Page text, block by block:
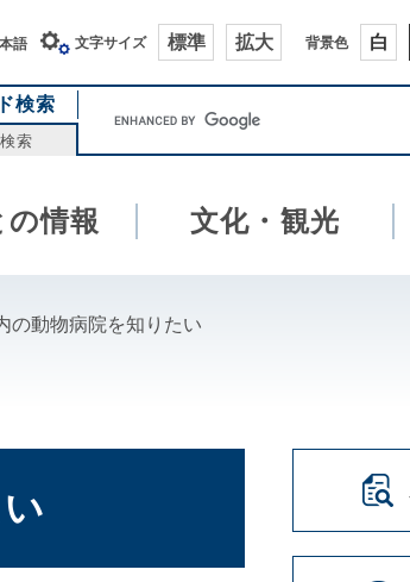
語 文字サイズ 標準 拡大 背景色 白
検索
索
ワ
ド
索
の情報 文化・観光
の動物病院を知りたい